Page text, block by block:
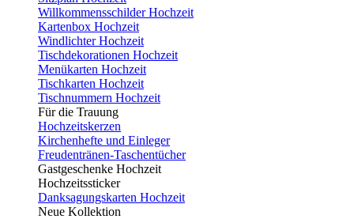
Willkommensschilder Hochzeit
Kartenbox Hochzeit
Windlichter Hochzeit
Tischdekorationen Hochzeit
Menükarten Hochzeit
Tischkarten Hochzeit
Tischnummern Hochzeit
Für die Trauung
Hochzeitskerzen
Kirchenhefte und Einleger
Freudentränen-Taschentücher
Gastgeschenke Hochzeit
Hochzeitssticker
Danksagungskarten Hochzeit
Neue Kollektion